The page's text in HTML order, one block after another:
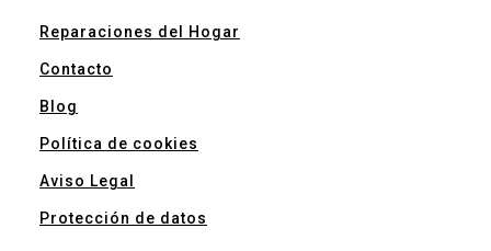
Reparaciones del Hogar
Contacto
Blog
Política de cookies
Aviso Legal
Protección de datos